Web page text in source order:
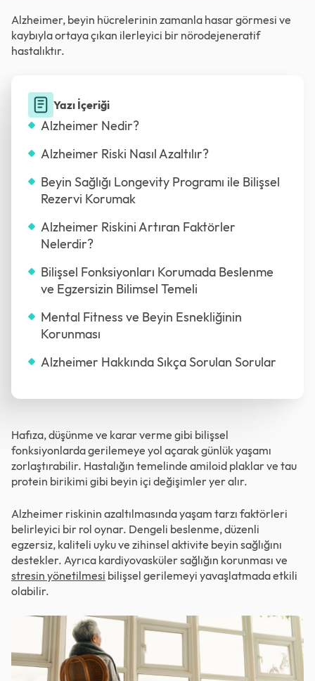
Alzheimer, beyin hücrelerinin zamanla hasar görmesi ve
kaybıyla ortaya çıkan ilerleyici bir nörodejeneratif
hastalıktır.
Yazı İçeriği
Alzheimer Nedir?
Alzheimer Riski Nasıl Azaltılır?
Beyin Sağlığı Longevity Programı ile Bilişsel
Rezervi Korumak
Alzheimer Riskini Artıran Faktörler
Nelerdir?
Bilişsel Fonksiyonları Korumada Beslenme
ve Egzersizin Bilimsel Temeli
Mental Fitness ve Beyin Esnekliğinin
Korunması
Alzheimer Hakkında Sıkça Sorulan Sorular
Hafıza, düşünme ve karar verme gibi bilişsel
fonksiyonlarda gerilemeye yol açarak günlük yaşamı
zorlaştırabilir. Hastalığın temelinde amiloid plaklar ve tau
protein birikimi gibi beyin içi değişimler yer alır.
Alzheimer riskinin azaltılmasında yaşam tarzı faktörleri
belirleyici bir rol oynar. Dengeli beslenme, düzenli
egzersiz, kaliteli uyku ve zihinsel aktivite beyin sağlığını
destekler. Ayrıca kardiyovasküler sağlığın korunması ve
stresin yönetilmesi bilişsel gerilemeyi yavaşlatmada etkili
olabilir.